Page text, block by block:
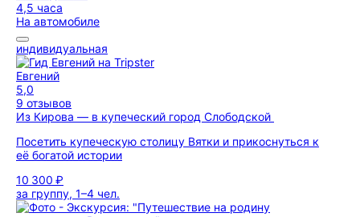
4,5 часа
На автомобиле
индивидуальная
Евгений
5,0
9 отзывов
Из Кирова — в купеческий город Слободской
Посетить купеческую столицу Вятки и прикоснуться к
её богатой истории
10 300 ₽
за группу, 1–4 чел.